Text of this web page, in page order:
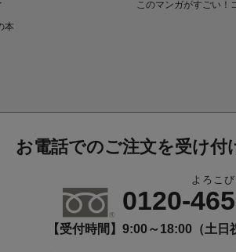
本
このマンガがすごい！
お電話でのご注文を受け付
0120-465
よろこび
【受付時間】9:00～18:00（土日